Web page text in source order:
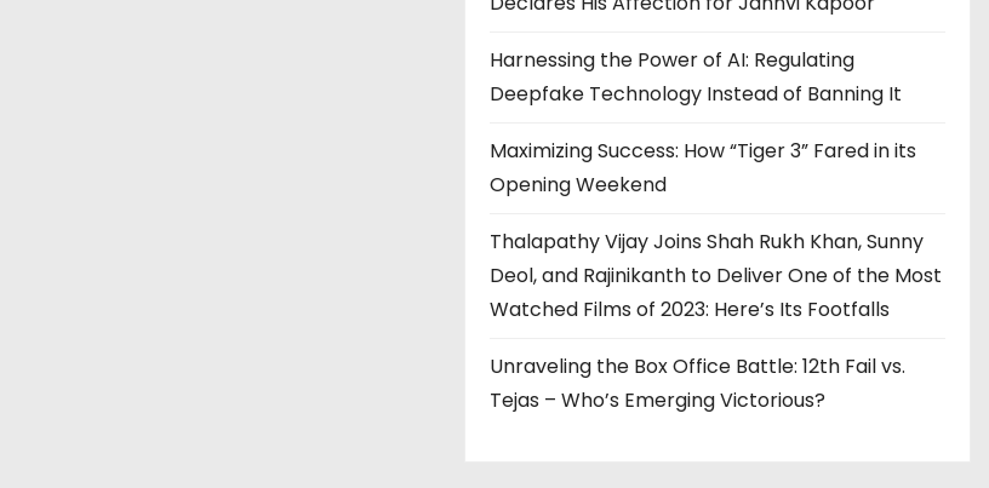
Harnessing the Power of AI: Regulating
Deepfake Technology Instead of Banning It
Maximizing Success: How “Tiger 3” Fared in its
Opening Weekend
Thalapathy Vijay Joins Shah Rukh Khan, Sunny
Deol, and Rajinikanth to Deliver One of the Most
Watched Films of 2023: Here’s Its Footfalls
Unraveling the Box Office Battle: 12th Fail vs.
Tejas – Who’s Emerging Victorious?